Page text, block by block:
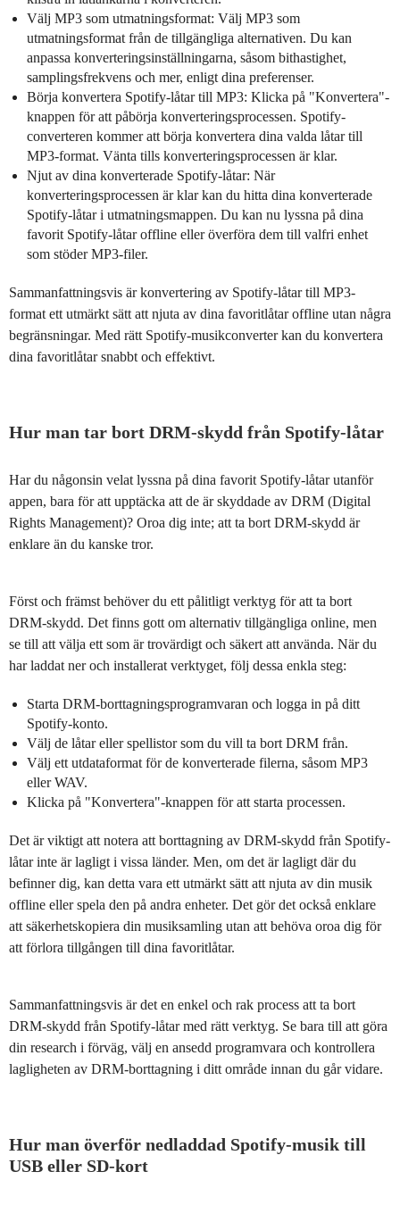
Välj MP3 som utmatningsformat: Välj MP3 som
utmatningsformat från de tillgängliga alternativen. Du kan
anpassa konverteringsinställningarna, såsom bithastighet,
samplingsfrekvens och mer, enligt dina preferenser.
Börja konvertera Spotify-låtar till MP3: Klicka på "Konvertera"-
knappen för att påbörja konverteringsprocessen. Spotify-
converteren kommer att börja konvertera dina valda låtar till
MP3-format. Vänta tills konverteringsprocessen är klar.
Njut av dina konverterade Spotify-låtar: När
konverteringsprocessen är klar kan du hitta dina konverterade
Spotify-låtar i utmatningsmappen. Du kan nu lyssna på dina
favorit Spotify-låtar offline eller överföra dem till valfri enhet
som stöder MP3-filer.
Sammanfattningsvis är konvertering av Spotify-låtar till MP3-
format ett utmärkt sätt att njuta av dina favoritlåtar offline utan några
begränsningar. Med rätt Spotify-musikconverter kan du konvertera
dina favoritlåtar snabbt och effektivt.
Hur man tar bort DRM-skydd från Spotify-låtar
Har du någonsin velat lyssna på dina favorit Spotify-låtar utanför
appen, bara för att upptäcka att de är skyddade av DRM (Digital
Rights Management)? Oroa dig inte; att ta bort DRM-skydd är
enklare än du kanske tror.
Först och främst behöver du ett pålitligt verktyg för att ta bort
DRM-skydd. Det finns gott om alternativ tillgängliga online, men
se till att välja ett som är trovärdigt och säkert att använda. När du
har laddat ner och installerat verktyget, följ dessa enkla steg:
Starta DRM-borttagningsprogramvaran och logga in på ditt
Spotify-konto.
Välj de låtar eller spellistor som du vill ta bort DRM från.
Välj ett utdataformat för de konverterade filerna, såsom MP3
eller WAV.
Klicka på "Konvertera"-knappen för att starta processen.
Det är viktigt att notera att borttagning av DRM-skydd från Spotify-
låtar inte är lagligt i vissa länder. Men, om det är lagligt där du
befinner dig, kan detta vara ett utmärkt sätt att njuta av din musik
offline eller spela den på andra enheter. Det gör det också enklare
att säkerhetskopiera din musiksamling utan att behöva oroa dig för
att förlora tillgången till dina favoritlåtar.
Sammanfattningsvis är det en enkel och rak process att ta bort
DRM-skydd från Spotify-låtar med rätt verktyg. Se bara till att göra
din research i förväg, välj en ansedd programvara och kontrollera
lagligheten av DRM-borttagning i ditt område innan du går vidare.
Hur man överför nedladdad Spotify-musik till
USB eller SD-kort